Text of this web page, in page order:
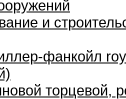
и
фанкойл
торцевой,